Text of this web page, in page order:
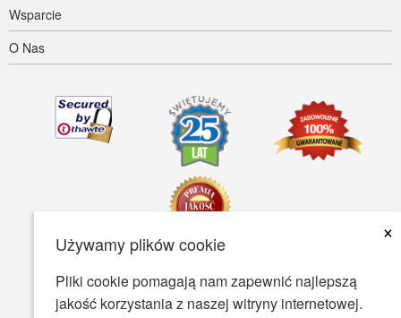
Używamy plików cookie
×
Pliki cookie pomagają nam zapewnić najlepszą
jakość korzystania z naszej witryny internetowej.
Wsparcie
O Nas
Dostępność Warunki Użytkowania Polityka prywatności
Polityka bezpieczeństwa